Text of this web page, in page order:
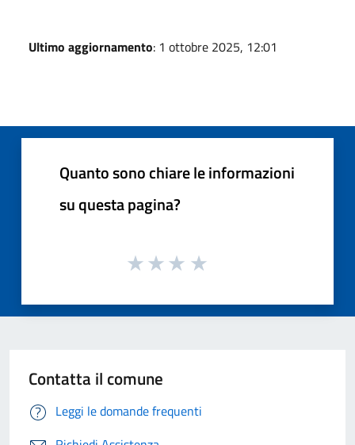
Ultimo aggiornamento: 1 ottobre 2025, 12:01
Quanto sono chiare le informazioni
su questa pagina?
Contatta il comune
Leggi le domande frequenti